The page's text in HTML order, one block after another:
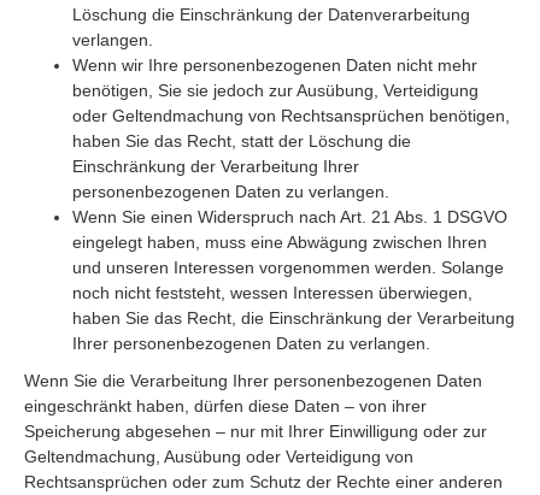
Löschung die Einschränkung der Datenverarbeitung
verlangen.
Wenn wir Ihre personenbezogenen Daten nicht mehr
benötigen, Sie sie jedoch zur Ausübung, Verteidigung
oder Geltendmachung von Rechtsansprüchen benötigen,
haben Sie das Recht, statt der Löschung die
Einschränkung der Verarbeitung Ihrer
personenbezogenen Daten zu verlangen.
Wenn Sie einen Widerspruch nach Art. 21 Abs. 1 DSGVO
eingelegt haben, muss eine Abwägung zwischen Ihren
und unseren Interessen vorgenommen werden. Solange
noch nicht feststeht, wessen Interessen überwiegen,
haben Sie das Recht, die Einschränkung der Verarbeitung
Ihrer personenbezogenen Daten zu verlangen.
Wenn Sie die Verarbeitung Ihrer personenbezogenen Daten
eingeschränkt haben, dürfen diese Daten – von ihrer
Speicherung abgesehen – nur mit Ihrer Einwilligung oder zur
Geltendmachung, Ausübung oder Verteidigung von
Rechtsansprüchen oder zum Schutz der Rechte einer anderen